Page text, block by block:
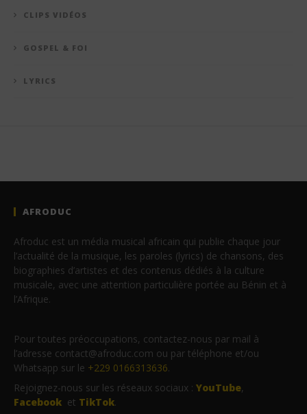
CLIPS VIDÉOS
GOSPEL & FOI
LYRICS
AFRODUC
Afroduc est un média musical africain qui publie chaque jour
l’actualité de la musique, les paroles (lyrics) de chansons, des
biographies d’artistes et des contenus dédiés à la culture
musicale, avec une attention particulière portée au Bénin et à
l’Afrique.
Pour toutes préoccupations, contactez-nous par mail à
l’adresse contact@afroduc.com ou par téléphone et/ou
Whatsapp sur le +229 0166313636.
Rejoignez-nous sur les réseaux sociaux : YouTube,
Facebook et TikTok.